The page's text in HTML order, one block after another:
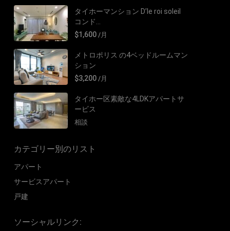
タイホーマンション D’le roi soleil
コンド...
$1,600 /月
メトロポリス の4ベッドルームマン
ション
$3,200 /月
タイホー区素敵な4LDKアパートサ
ービス
相談
カテゴリー別のリスト
アパート
サービスアパート
戸建
ソーシャルリンク: